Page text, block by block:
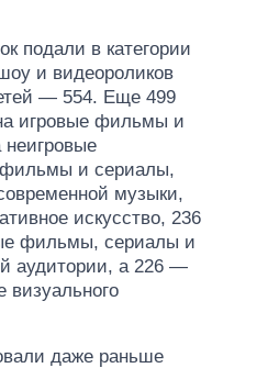
подали в категории
и видеороликов
— 554. Еще 499
игровые фильмы и
и сериалы,
музыки,
искусство, 236
фильмы, сериалы и
аудитории, а 226 —
визуального
даже раньше